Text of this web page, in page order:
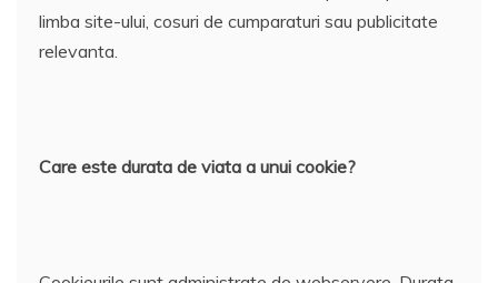
limba site-ului, cosuri de cumparaturi sau publicitate
relevanta.
Care este durata de viata a unui cookie?